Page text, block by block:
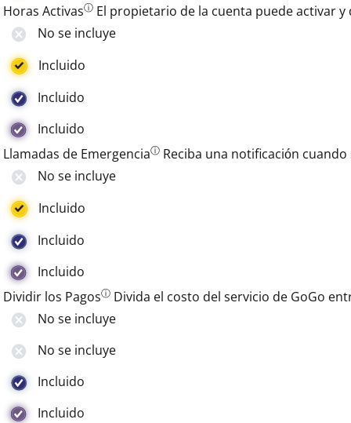
Horas Activasⓘ El propietario de la cuenta puede activar
No se incluye
Incluido
Incluido
Incluido
Llamadas de Emergenciaⓘ Reciba una notificación
No se incluye
Incluido
Incluido
Incluido
Dividir los Pagosⓘ Divida el costo del servicio de GoGo
No se incluye
No se incluye
Incluido
Incluido